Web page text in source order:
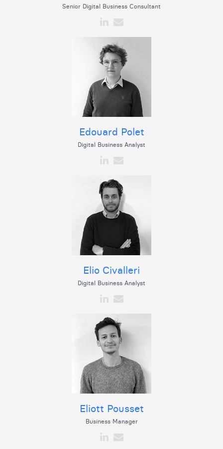
Senior Digital Business Consultant
Edouard Polet
Digital Business Analyst
Elio Civalleri
Digital Business Analyst
Eliott Pousset
Business Manager